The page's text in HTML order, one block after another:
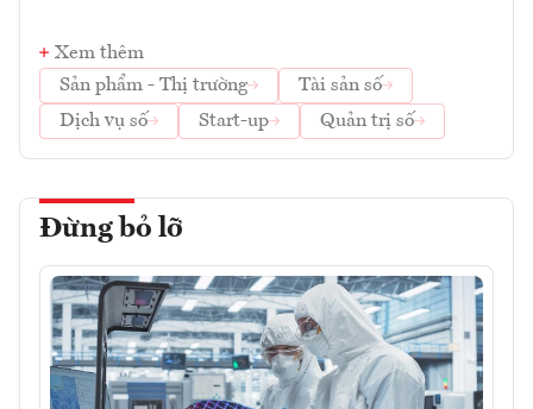
Xem thêm
Sản phẩm - Thị trường
Tài sản số
Dịch vụ số
Start-up Quản trị số
Đừng bỏ lỡ